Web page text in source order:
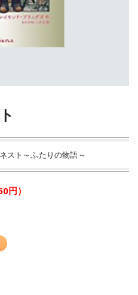
スト～ふたりの物語～
）